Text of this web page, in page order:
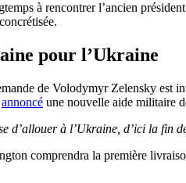
à rencontrer l’ancien
pour l’Ukraine
de Volodymyr Zelensky est
annoncé une nouvelle aide militaire
d’allouer à l’Ukraine, d’ici la fin
comprendra la première